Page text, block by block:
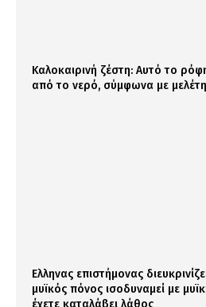
Καλοκαιρινή ζέστη: Αυτό το
από το νερό, σύμφωνα με μελέτη
Ελληνας επιστήμονας
μυϊκός πόνος ισοδυναμεί με
έχετε καταλάβει λάθος